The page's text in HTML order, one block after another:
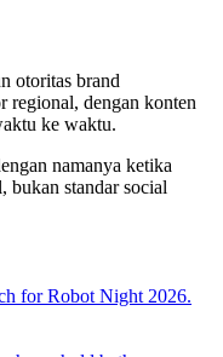
otoritas brand
regional, dengan konten
ke waktu.
namanya ketika
bukan standar social
for Robot Night 2026.